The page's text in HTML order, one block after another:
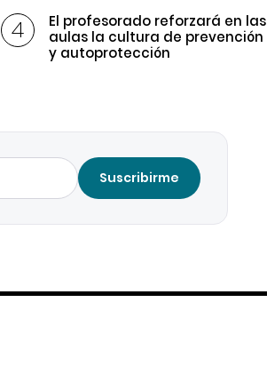
El profesorado reforzará en las
aulas la cultura de prevención
y autoprotección
Suscribirme